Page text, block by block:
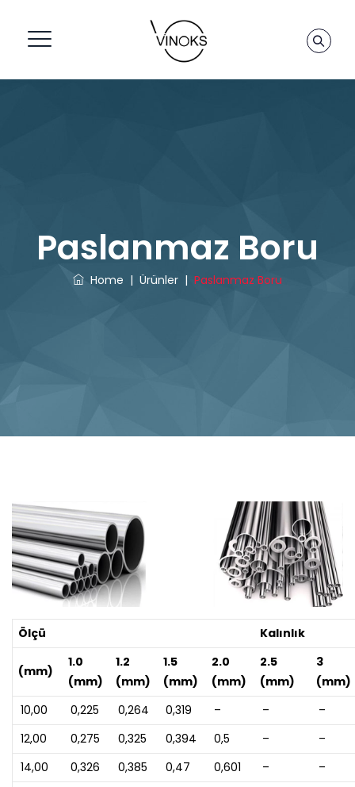
Paslanmaz Boru
Home | Ürünler | Paslanmaz Boru
Ölçü Kalınlık
(mm)
1.0
(mm)
1.2
(mm)
1.5
(mm)
2.0
(mm)
2.5
(mm)
3
(mm)
10,00
0,225 0,264 0,319 – –
–
12,00
0,275 0,325 0,394 0,5 –
–
14,00
0,326 0,385 0,47 0,601 –
–